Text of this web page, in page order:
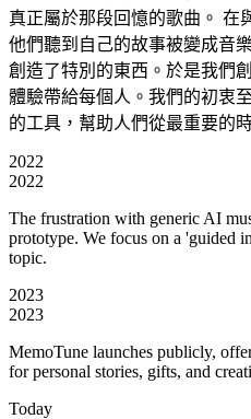
真正屬於那段回憶的歌曲。 在
他們聽到自己的故事被變成音
創造了特別的東西。於是我們
體驗帶給每個人。我們的初衷
的工具，幫助人們從最重要的
2022
2022
The frustration with generic AI
prototype. We focus on a 'guided
topic.
2023
2023
MemoTune launches publicly,
for personal stories, gifts, and
Today